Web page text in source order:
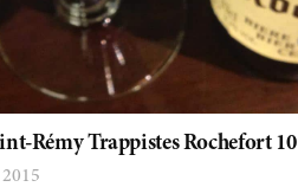
Rémy Trappistes Rochefort 10